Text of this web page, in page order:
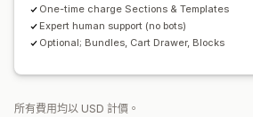
One-time charge Sections & Templates
Expert human support (no bots)
Optional; Bundles, Cart Drawer, Blocks
所有費用均以 USD 計價。